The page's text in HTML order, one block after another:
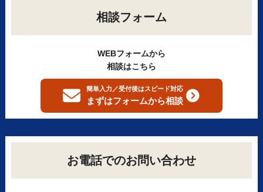
相談フォーム
WEBフォームから
相談はこちら
簡単入力／受付後はスピード対応
まずはフォームから相談
お電話でのお問い合わせ